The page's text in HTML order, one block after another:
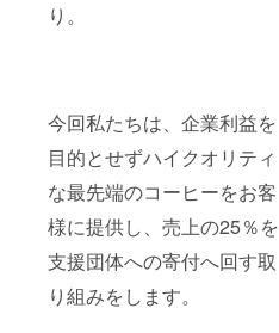
り。
今回私たちは、企業利益を
目的とせずハイクオリティ
な最先端のコーヒーをお客
様に提供し、売上の25％を
支援団体への寄付へ回す取
り組みをします。